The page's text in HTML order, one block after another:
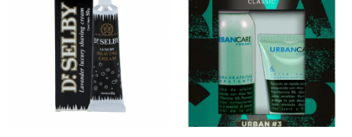
Crema De Afeitar Dr.Selby
En Pomo 50Gr
Espuma de Afeitar Urban
Care Extreme 149 g +
Bálsamo After Shave 100 g